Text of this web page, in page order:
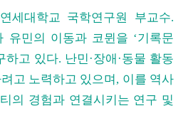
세대학교 국학연구원 부교수.
유민의 이동과 코뮌을 ‘기록문
하고 있다. 난민·장애·동물 활동
고 노력하고 있으며, 이를 역사
의 경험과 연결시키는 연구 및